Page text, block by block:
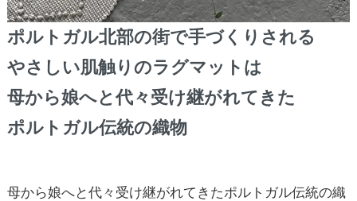
ポルトガル北部の街で手づくりされる
やさしい肌触りのラグマットは
母から娘へと代々受け継がれてきた
ポルトガル伝統の織物
母から娘へと代々受け継がれてきたポルトガル伝統の織